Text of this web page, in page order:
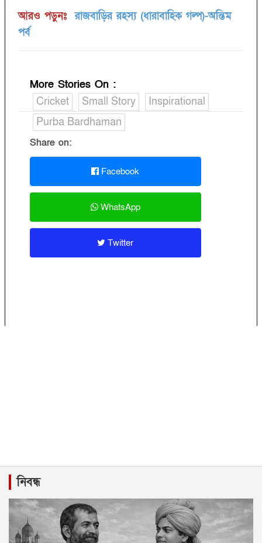
আরও পড়ুনঃ রাজবাড়ির রহস্য (ধারাবাহিক গল্প)-অন্তিম
পর্ব
More Stories On :
Cricket
Small Story
Inspirational
Purba Bardhaman
Share on:
Facebook
WhatsApp
Twitter
নিবন্ধ